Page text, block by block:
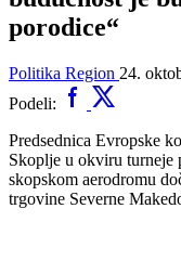
porodice“
Politika Region 24.
Podeli:
Predsednica Evropske
Skoplje u okviru turneje
skopskom aerodromu
trgovine Severne